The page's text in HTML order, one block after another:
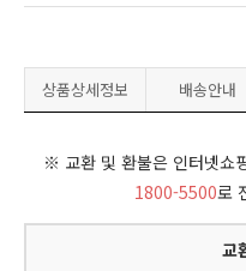
상품상세정보 배송안내
※ 교환 및 환불은 인터넷쇼
1800-5500로
교